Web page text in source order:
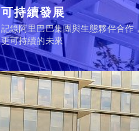
可持續發展
記錄阿里巴巴集團與生態夥伴合作
更可持續的未來